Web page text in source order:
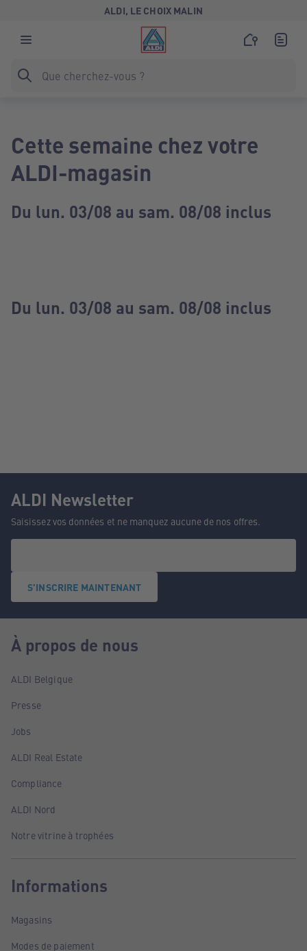
ALDI, LE CHOIX MALIN
Cette semaine chez votre
ALDI-magasin
Du lun. 03/08 au sam. 08/08 inclus
Du lun. 03/08 au sam. 08/08 inclus
ALDI Newsletter
Saisissez vos données et ne manquez aucune de nos offres.
S'INSCRIRE MAINTENANT
À propos de nous
ALDI Belgique
Presse
Jobs
ALDI Real Estate
Compliance
ALDI Nord
Notre vitrine à trophées
Informations
Magasins
Modes de paiement